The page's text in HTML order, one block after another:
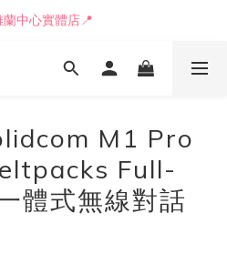
/ 採購表格🖋️📒
蘭中心實體店📍
日安排貨車送到💨
M1 Pro
Full-
體式無線對話